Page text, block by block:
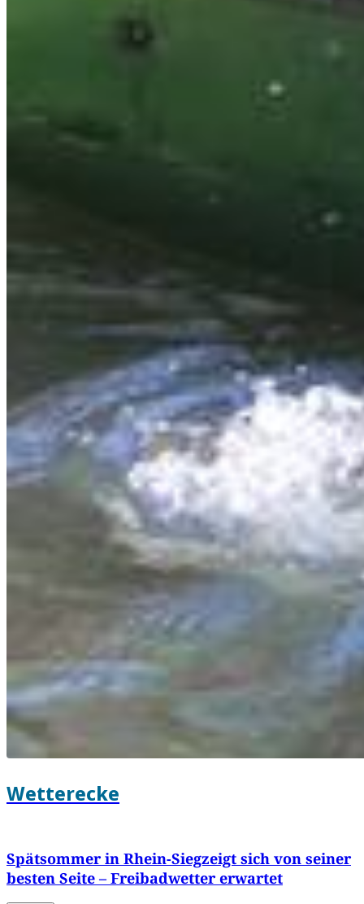
Wetterecke
Spätsommer in Rhein-Siegzeigt sich von seiner
besten Seite – Freibadwetter erwartet